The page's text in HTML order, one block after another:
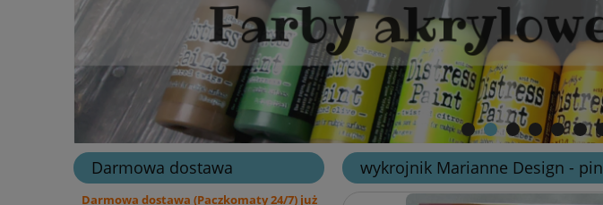
Darmowa dostawa
Darmowa dostawa (Paczkomaty 24/7) już
wykrojnik Marianne Design -